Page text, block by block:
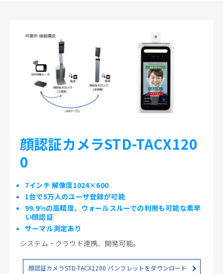
顔認証カメラSTD-TACX120
0
7インチ 解像度1024×600
1台で5万人のユーザ登録が可能
99.9%の高精度、ウォールスルーでの利用も可能な素早
い顔認証
サーマル測定あり
システム・クラウド連携、開発可能。
顔認証カメラSTD-TACX1200 パンフレットをダウンロード